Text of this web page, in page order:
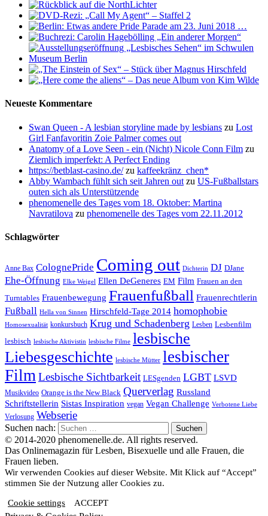
Neueste Kommentare
Swan Queen - A lesbian storyline made by lesbians zu Lost
Girl Fanfavoritin Zoie Palmer comes out
Anatomy of a Love Seen - ein (Nicht) Nicole Conn Film zu
Ziemlich imperfekt: A Perfect Ending
https://betblast-casino.de/zu kaffeekränz_chen*
Abby Wambach fühlt sich seit Jahren out zu US-Fußballstars
outen sich als Unterstützende
phenomenelle des Tages vom 18. Oktober: Martina
Navratilova zu phenomenelle des Tages vom 22.11.2012
Schlagwörter
Anne Bax ColognePride Coming out Dichterin DJ DJane
Ehe-Öffnung Elke Weigel Ellen DeGeneres EM Film Frauen an den
Turntables Frauenbewegung Frauenfußball Frauenrechtlerin
Fußball Hella von Sinnen Hirschfeld-Tage 2014 homophobie
Homosexualität konkursbuch Krug und Schadenberg Lesben Lesbenfilm
lesbisch lesbische Aktivistin lesbische Filme lesbische
Liebesgeschichte lesbische Mütter lesbischer
FilmLesbische Sichtbarkeit LESgenden LGBT LSVD
Musikvideo Orange is the New Black Querverlag Russland
Schriftstellerin Sistas Inspiration vegan Vegan Challenge Verbotene Liebe
Verlosung Webserie
Suchen nach:
© 2014-2020 phenomenelle.de. All rights reserved.
Das Onlinemagazin für Lesben, Bisexuelle und alle Frauen, die
Frauen lieben.
Wir verwenden Cookies auf dieser Website. Mit Klick auf “Accept”
stimmen Sie der Nutzung aller Cookies zu.
Cookie settings ACCEPT